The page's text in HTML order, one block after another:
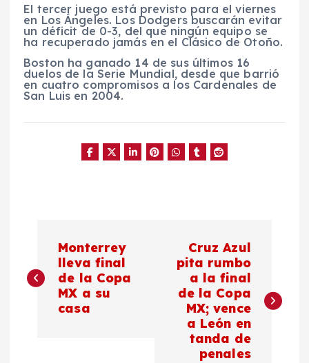
El tercer juego está previsto para el viernes
en Los Ángeles. Los Dodgers buscarán evitar
un déficit de 0-3, del que ningún equipo se
ha recuperado jamás en el Clásico de Otoño.
Boston ha ganado 14 de sus últimos 16
duelos de la Serie Mundial, desde que barrió
en cuatro compromisos a los Cardenales de
San Luis en 2004.
a
Monterrey
lleva final
de la Copa
MX a su
casa
Cruz Azul
pita rumbo
a la final
de la Copa
MX; vence
a León en
tanda de
penales